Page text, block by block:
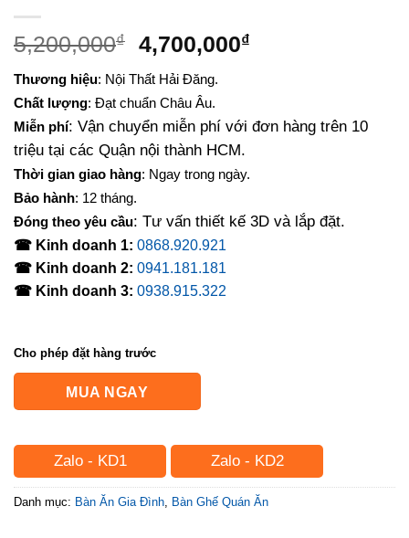
5,200,000₫
Giá
là:
5,200,000₫.
4,700,000₫Giá
4,700,000₫.
Thương hiệu: Nội Thất Hải Đăng.
Chất lượng: Đạt chuẩn Châu Âu.
Miễn phí: Vận chuyển miễn phí với đơn hàng trên 10
triệu tại các Quận nội thành HCM.
Thời gian giao hàng: Ngay trong ngày.
Bảo hành: 12 tháng.
Đóng theo yêu cầu: Tư vấn thiết kế 3D và lắp đặt.
☎ Kinh doanh 1: 0868.920.921
☎ Kinh doanh 2: 0941.181.181
☎ Kinh doanh 3: 0938.915.322
Cho phép đặt hàng trước
MUA NGAY
Zalo - KD1 Zalo - KD2
Danh mục: Bàn Ăn Gia Đình, Bàn Ghế Quán Ăn